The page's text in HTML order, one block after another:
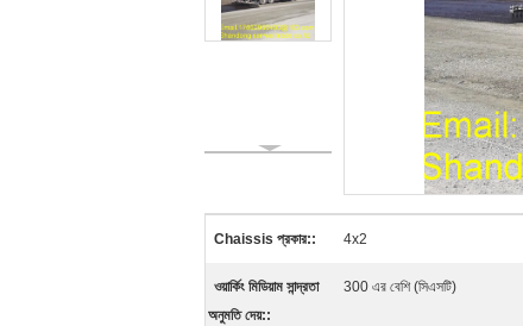
Chaissis প্রকার:: 4x2
ওয়ার্কিং মিডিয়াম সান্দ্রতা
অনুমতি দেয়::
300 এর বেশি (সিএসটি)